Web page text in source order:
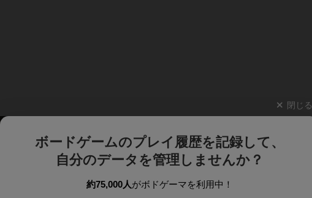
閉じる
ボードゲームのプレイ履歴を記録して、
自分のデータを管理しませんか？
約75,000人がボドゲーマを利用中！